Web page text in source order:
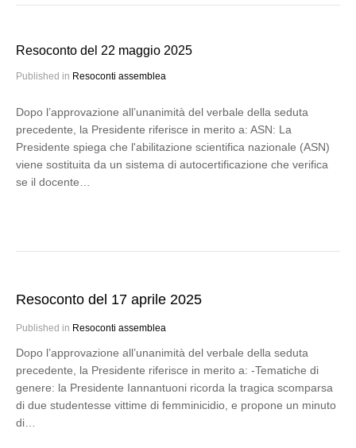
Resoconto del 22 maggio 2025
Published in Resoconti assemblea
Dopo l’approvazione all’unanimità del verbale della seduta
precedente, la Presidente riferisce in merito a: ASN: La
Presidente spiega che l'abilitazione scientifica nazionale (ASN)
viene sostituita da un sistema di autocertificazione che verifica
se il docente…
Resoconto del 17 aprile 2025
Published in Resoconti assemblea
Dopo l’approvazione all’unanimità del verbale della seduta
precedente, la Presidente riferisce in merito a: -Tematiche di
genere: la Presidente Iannantuoni ricorda la tragica scomparsa
di due studentesse vittime di femminicidio, e propone un minuto
di…